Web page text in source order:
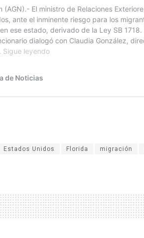
Estados Unidos Florida migración